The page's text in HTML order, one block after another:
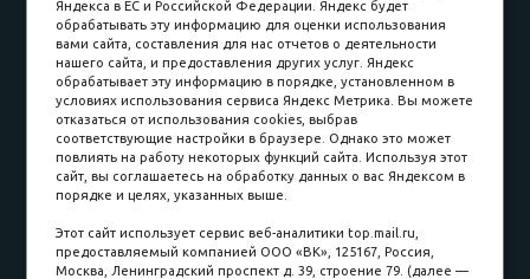
Принимаем к оплате
Наличные
пл. Соляная, 6, стр. 16
8 (3822) 60-70-30
Яндекса в ЕС и Российской Федерации. Яндекс будет
обрабатывать эту информацию для оценки использования
вами сайта, составления для нас отчетов о деятельности
нашего сайта, и предоставления других услуг. Яндекс
обрабатывает эту информацию в порядке, установленном в
условиях использования сервиса Яндекс Метрика. Вы можете
отказаться от использования cookies, выбрав
соответствующие настройки в браузере. Однако это может
повлиять на работу некоторых функций сайта. Используя этот
сайт, вы соглашаетесь на обработку данных о вас Яндексом в
порядке и целях, указанных выше.
Этот сайт использует сервис веб-аналитики top.mail.ru,
предоставляемый компанией ООО «ВК», 125167, Россия,
Москва, Ленинградский проспект д. 39, строение 79. (далее —